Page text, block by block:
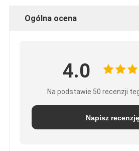
Ogólna ocena
4.0
Na podstawie 50 recenzji
Napisz recenzję